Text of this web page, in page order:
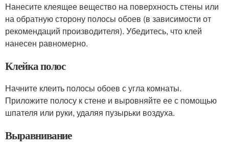
Нанесите клеящее вещество на поверхность стены или
на обратную сторону полосы обоев (в зависимости от
рекомендаций производителя). Убедитесь, что клей
нанесен равномерно.
Клейка полос
Начните клеить полосы обоев с угла комнаты.
Приложите полосу к стене и выровняйте ее с помощью
шпателя или руки, удаляя пузырьки воздуха.
Выравнивание